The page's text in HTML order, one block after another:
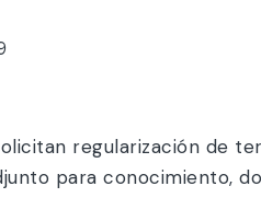
regularización
para conocimiento,